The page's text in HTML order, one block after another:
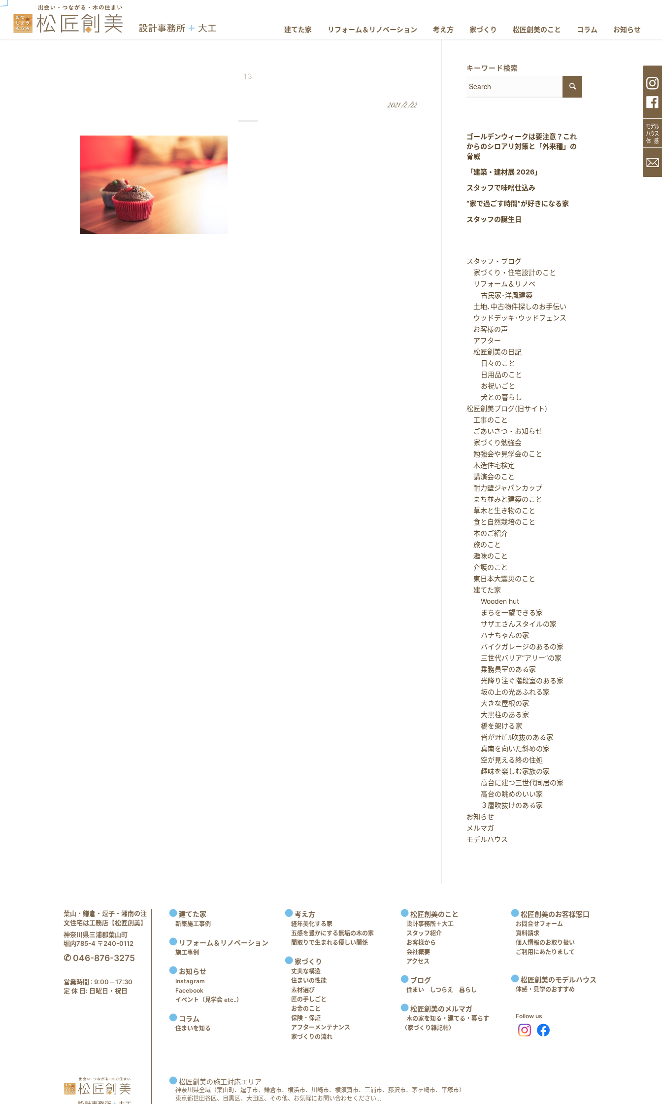
建てた家 リフォーム＆リノベーション 考え方 家づくり 松匠創美のこと コラム お知らせ
13
2021/2/22
キーワード検索
ゴールデンウィークは要注意？これ
からのシロアリ対策と「外来種」の
脅威
「建築・建材展 2026」
スタッフで味噌仕込み
“家で過ごす時間”が好きになる家
スタッフの誕生日
スタッフ・ブログ
家づくり・住宅設計のこと
リフォーム＆リノベ
古民家･洋風建築
土地､中古物件探しのお手伝い
ウッドデッキ･ウッドフェンス
お客様の声
アフター
松匠創美の日記
日々のこと
日用品のこと
お祝いごと
犬との暮らし
松匠創美ブログ(旧サイト)
工事のこと
ごあいさつ・お知らせ
家づくり勉強会
勉強会や見学会のこと
木造住宅検定
講演会のこと
耐力壁ジャパンカップ
まち並みと建築のこと
草木と生き物のこと
食と自然栽培のこと
本のご紹介
旅のこと
趣味のこと
介護のこと
東日本大震災のこと
建てた家
Wooden hut
まちを一望できる家
サザエさんスタイルの家
ハナちゃんの家
バイクガレージのあるの家
三世代バリア”アリー”の家
乗務員室のある家
光降り注ぐ階段室のある家
坂の上の光あふれる家
大きな屋根の家
大黒柱のある家
橋を架ける家
皆がﾂﾅｶﾞﾙ吹抜のある家
真南を向いた斜めの家
空が見える終の住処
趣味を楽しむ家族の家
高台に建つ三世代同居の家
高台の眺めのいい家
３層吹抜けのある家
お知らせ
メルマガ
モデルハウス
葉山・鎌倉・逗子・湘南の注
文住宅は工務店【松匠創美】
神奈川県三浦郡葉山町
堀内785-4 〒240-0112
✆ 046-876-3275
営業時間 : 9:00－17:30
定 休 日: 日曜日・祝日
建てた家
新築施工事例
リフォーム＆リノベーション
施工事例
お知らせ
Instagram
Facebook
イベント（見学会 etc..）
コラム
住まいを知る
考え方
経年美化する家
五感を豊かにする無垢の木の家
間取りで生まれる優しい関係
家づくり
丈夫な構造
住まいの性能
素材選び
匠の手しごと
お金のこと
保険・保証
アフターメンテナンス
家づくりの流れ
松匠創美のこと
設計事務所＋大工
スタッフ紹介
お客様から
会社概要
アクセス
ブログ
住まい しつらえ 暮らし
松匠創美のメルマガ
木の家を知る・建てる・暮らす
（家づくり雑記帖）
松匠創美のお客様窓口
お問合せフォーム
資料請求
個人情報のお取り扱い
ご利用にあたりまして
松匠創美のモデルハウス
体感・見学のおすすめ
Follow us
松匠創美の施工対応エリア
神奈川県全域（葉山町、逗子市、鎌倉市、横浜市、川崎市、横須賀市、三浦市、藤沢市、茅ヶ崎市、平塚市）
東京都世田谷区、目黒区、大田区、その他、お気軽にお問い合わせください…